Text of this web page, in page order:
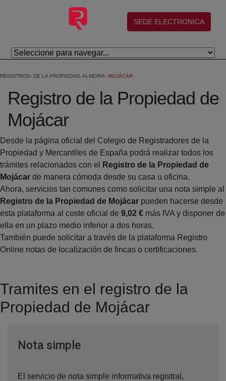
Skip to Main Content
(abre en nueva ventana)
SEDE ELECTRONICA
REGISTROS DE LA PROPIEDAD ALMERIA MOJÁCAR
Registro de la Propiedad de
Mojácar
Desde la página oficial del Colegio de Registradores de la
Propiedad y Mercantiles de España podrá realizar todos los
trámites relacionados con el
Registro de la Propiedad de
Mojácar de manera cómoda desde su casa u oficina.
Ahora, servicios tan comunes como solicitar una nota simple al
Registro de la Propiedad de Mojácar pueden hacerse desde
esta plataforma al coste oficial de 9,02 € más IVA y disponer de
ella en un plazo medio inferior a dos horas.
También puede solicitar a través de la plataforma Registro
Online notas de localización de fincas o certificaciones.
Tramites en el registro de la
Propiedad de Mojácar
Nota simpleVentana nueva
El servicio de nota simple informativa registral,